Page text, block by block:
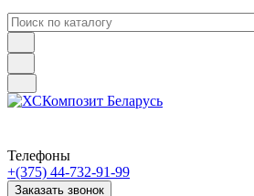
Телефоны
+(375) 44-732-91-99
Заказать звонок